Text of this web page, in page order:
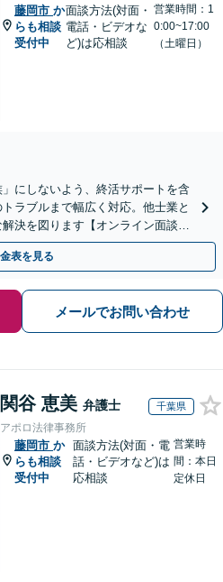
藤岡市 か
らも相談
受付中
面談方法(対面・
電話・ビデオな
ど)は応相談
営業時間：1
0:00~17:00
（土曜日）
」にしないよう、終活サポートを含
ラブルまで幅広く対応。他士業と
決を図ります【オンライン面談対
表を見る
メールでお問い合わせ
関谷 恵美 弁護士 千葉県
アポロ法律事務所
藤岡市 か
らも相談
受付中
面談方法(対面・電
話・ビデオなど)は
応相談
営業時
間：本日
定休日